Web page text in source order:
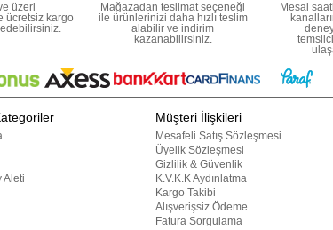
üzeri
ücretsiz kargo
Mağazadan teslimat seçeneği
ile ürünlerinizi daha hızlı teslim
alabilir ve indirim
kazanabilirsiniz.
Mesai
Aleti
Müşteri İlişkileri
Mesafeli Satış Sözleşmesi
Üyelik Sözleşmesi
Gizlilik & Güvenlik
K.V.K.K Aydınlatma
Kargo Takibi
Alışverişsiz Ödeme
Fatura Sorgulama